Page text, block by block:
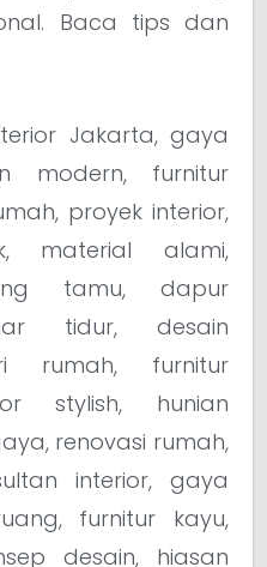
Baca tips dan
Jakarta, gaya
modern, furnitur
proyek interior,
material alami,
tamu, dapur
tidur, desain
rumah, furnitur
stylish, hunian
renovasi rumah,
interior, gaya
furnitur kayu,
desain, hiasan